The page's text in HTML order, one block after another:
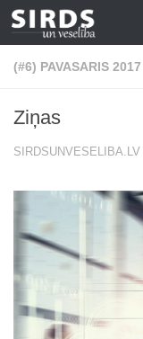
Skip to content
(#6) PAVASARIS 2017
Ziņas
SIRDSUNVESELIBA.LV